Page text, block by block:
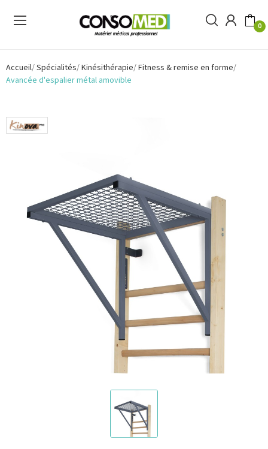
0
Accueil Spécialités Kinésithérapie Fitness & remise en forme
Avancée d'espalier métal amovible